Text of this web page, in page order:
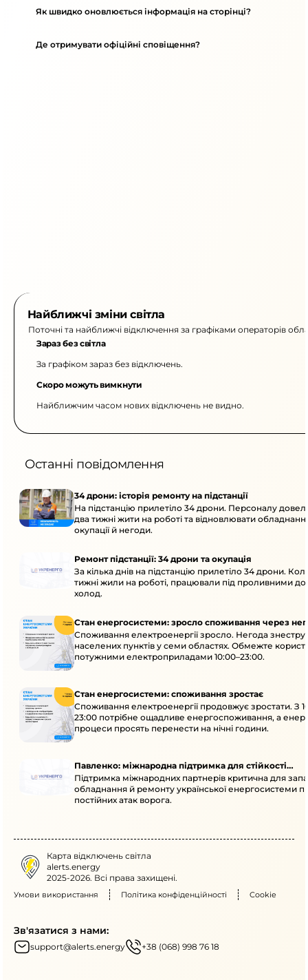
Як швидко оновлюється інформація на сторінці?
Де отримувати офіційні сповіщення?
Найближчі зміни світла
Поточні та найближчі відключення за графіками операторів
Зараз без світла
За графіком зараз без відключень.
Скоро можуть вимкнути
Найближчим часом нових відключень не видно.
Останні повідомлення
34 дрони: історія ремонту на підстанції
На підстанцію прилетіло 34 дрони. Персоналу
два тижні жити на роботі та відновлювати
окупації й негоди.
Ремонт підстанції: 34 дрони та окупація
За кілька днів на підстанцію прилетіло 34 дрони.
тижні жили на роботі, працювали під проливними
холод.
Стан енергосистеми: зросло споживання через
Споживання електроенергії зросло. Негода
населених пунктів у семи областях. Обмежте
потужними електроприладами 10:00–23:00.
Стан енергосистеми: споживання зростає
Споживання електроенергії продовжує зростати. З
23:00 потрібне ощадливе енергоспоживання, а
процеси просять перенести на нічні години.
Павленко: міжнародна підтримка для стійкості
енергосистеми
Підтримка міжнародних партнерів критична для
обладнання й ремонту української енергосистеми
постійних атак ворога.
Карта відключень світла
alerts.energy
2025-2026. Всі права захищені.
Умови використання Політика конфіденційності Cookie
Зв'язатися з нами:
support@alerts.energy +38 (068) 998 76 18